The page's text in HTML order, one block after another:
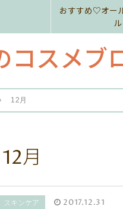
おすすめ♡オー
ル
コスメブ
12月
月
スキンケア 2017.12.31